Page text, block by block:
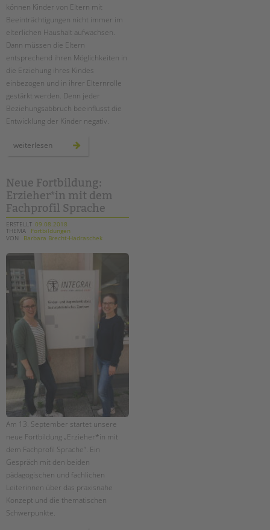
können Kinder von Eltern mit
Beeinträchtigungen nicht immer im
elterlichen Haushalt aufwachsen.
Dann müssen die Eltern
entsprechend ihren Möglichkeiten in
die Erziehung ihres Kindes
einbezogen und in ihrer Elternrolle
gestärkt werden. Denn jeder
Beziehungsabbruch beeinflusst die
Entwicklung der Kinder negativ.
weiterlesen
bleiben
räumlicher
trennung
Neue Fortbildung:
Erzieher*in mit dem
Fachprofil Sprache
ERSTELLT 09.08.2018
THEMA
Fortbildungen
VON
Barbara Brecht-Hadraschek
Am 13. September startet unsere
neue Fortbildung „Erzieher*in mit
dem Fachprofil Sprache“. Ein
Gespräch mit den beiden
pädagogischen und fachlichen
Leiterinnen über das praxisnahe
Konzept und die thematischen
Schwerpunkte.